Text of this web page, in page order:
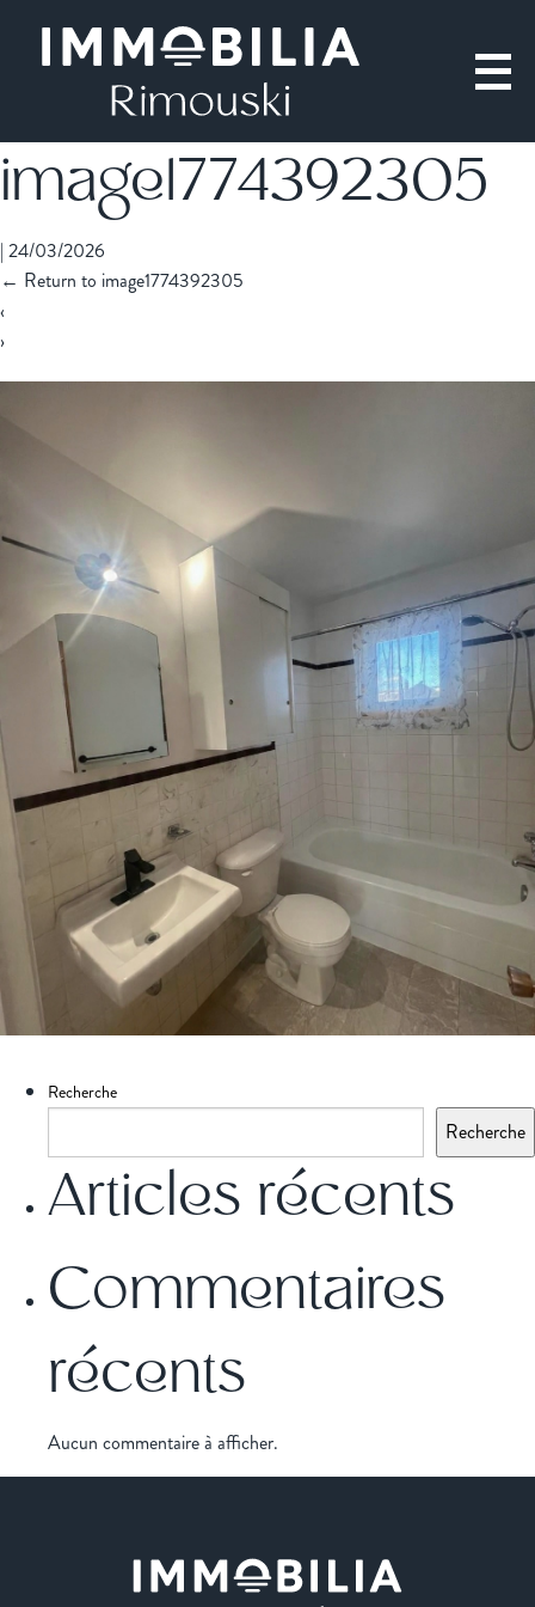
image1774392305
| 24/03/2026
← Return to image1774392305
‹
›
Recherche
Recherche
Articles récents
Commentaires
récents
Aucun commentaire à afficher.